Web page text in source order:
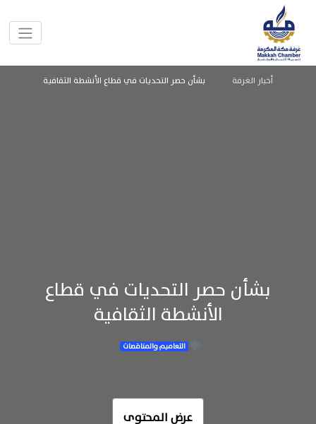
أخبار الغرفة بشأن حصر التحديات في قطاع الأنشطة الثقافية
بشأن حصر التحديات في قطاع
الأنشطة الثقافية
التعاميم والمناقصات
عرض المحتوى